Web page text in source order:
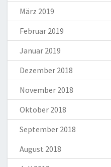
März 2019
Februar 2019
Januar 2019
Dezember 2018
November 2018
Oktober 2018
September 2018
August 2018